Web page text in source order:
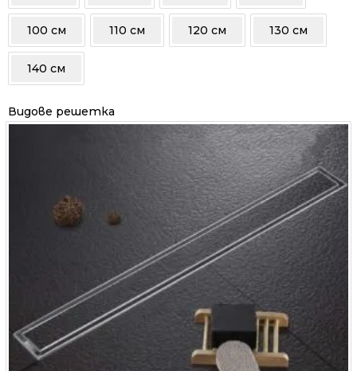
100 см 110 см 120 см 130 см
140 см
Видове решетка